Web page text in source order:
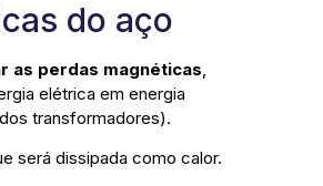
do aço
as perdas magnéticas,
elétrica em energia
transformadores).
será dissipada como calor.